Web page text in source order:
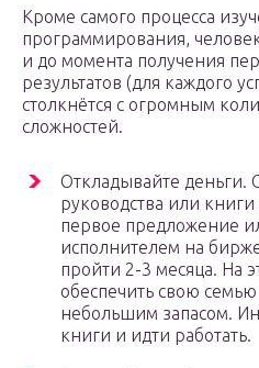
Кроме самого процесса
программирования,
и до момента получения
результатов (для каждого
столкнётся с огромным
сложностей.
Откладывайте деньги.
руководства или книги
первое предложение
исполнителем на
пройти 2-3 месяца. На
обеспечить свою
небольшим запасом.
книги и идти работать.